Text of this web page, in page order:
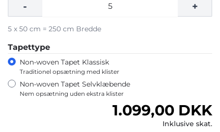
- +
5 x 50 cm = 250 cm Bredde
Tapettype
Non-woven Tapet Klassisk
Traditionel opsætning med klister
Non-woven Tapet Selvklæbende
Nem opsætning uden ekstra klister
Normalpris
1.099,00 DKK
Inklusive skat.